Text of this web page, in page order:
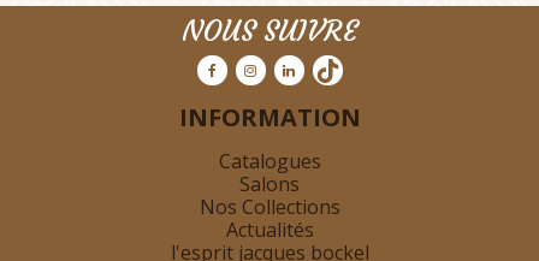
NOUS SUIVRE
INFORMATION
Catalogues
Salons
Nos Collections
Actualités
l'esprit jacques bockel